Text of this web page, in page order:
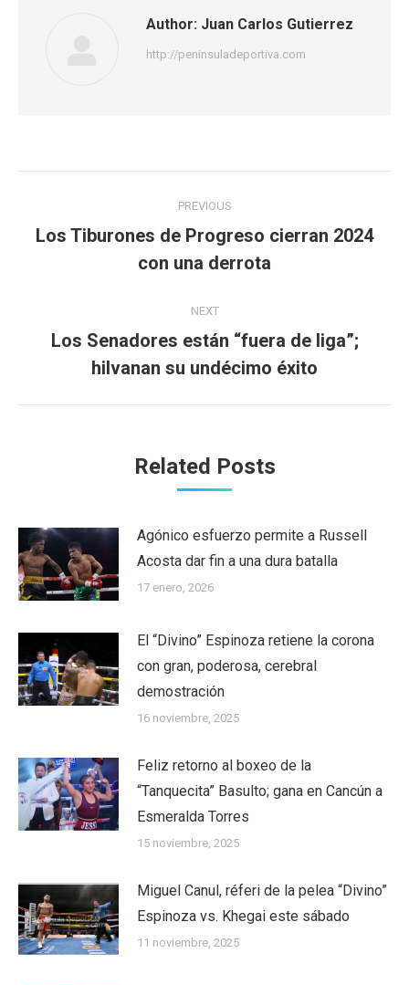
Author: Juan Carlos Gutierrez
http://peninsuladeportiva.com
navigation
PREVIOUS
Previous
post:
Los Tiburones de Progreso cierran 2024
con una derrota
NEXT
Next
post:
Los Senadores están “fuera de liga”;
hilvanan su undécimo éxito
Related Posts
Agónico esfuerzo permite a Russell
Acosta dar fin a una dura batalla
17 enero, 2026
El “Divino” Espinoza retiene la corona
con gran, poderosa, cerebral
demostración
16 noviembre, 2025
Feliz retorno al boxeo de la
“Tanquecita” Basulto; gana en Cancún a
Esmeralda Torres
15 noviembre, 2025
Miguel Canul, réferi de la pelea “Divino”
Espinoza vs. Khegai este sábado
11 noviembre, 2025